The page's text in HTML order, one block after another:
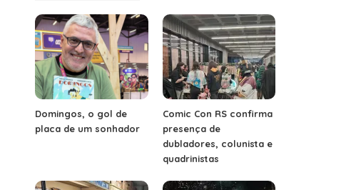
Domingos, o gol de
placa de um sonhador
Comic Con RS confirma
presença de
dubladores, colunista e
quadrinistas